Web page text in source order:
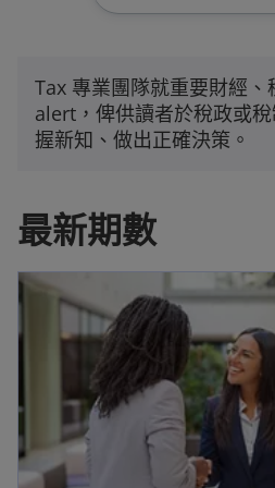
Tax 專業團隊就重要財經
alert，俾供讀者於稅政或
握新知、做出正確決策。
最新期數